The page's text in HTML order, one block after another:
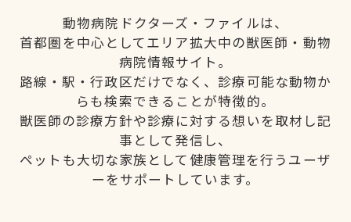
動物病院ドクターズ・ファイルは、
首都圏を中心としてエリア拡大中の獣医師・動物
病院情報サイト。
路線・駅・行政区だけでなく、診療可能な動物か
らも検索できることが特徴的。
獣医師の診療方針や診療に対する想いを取材し記
事として発信し、
ペットも大切な家族として健康管理を行うユーザ
ーをサポートしています。